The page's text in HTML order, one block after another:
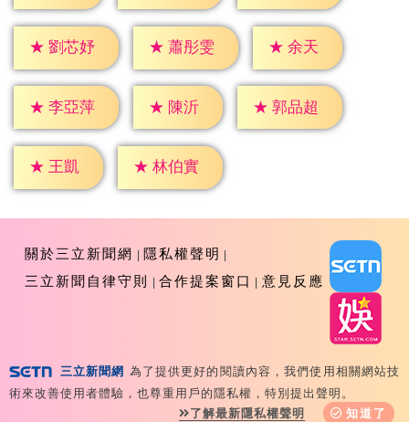
★ 劉芯妤 ★ 蕭彤雯 ★ 余天
★ 李亞萍 ★ 陳沂 ★ 郭品超
★ 王凱 ★ 林伯實
關於三立新聞網
隱私權聲明
三立新聞自律守則
合作提案窗口 意見反應
Copyright ©2026 Sanlih E-Television All Rights
Reserved 版權所有 盜用必究 台北市內湖區舊宗路一段159
三立新聞網 為了提供更好的閱讀內容，我們使用相關網站技
術來改善使用者體驗，也尊重用戶的隱私權，特別提出聲明。
了解最新隱私權聲明
知道了